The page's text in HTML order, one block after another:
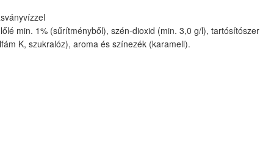
min. 1% (sűrítményből), szén-dioxid (min. 3,0 g/l), tartósítószer
K, szukralóz), aroma és színezék (karamell).